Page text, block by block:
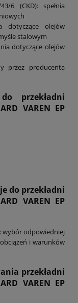
6 (CKD): spełnia
dotyczące olejów
stalowym
dotyczące olejów
przez producenta
przekładni
VAREN EP
do przekładni
VAREN EP
wybór odpowiedniej
i warunków
przekładni
VAREN EP